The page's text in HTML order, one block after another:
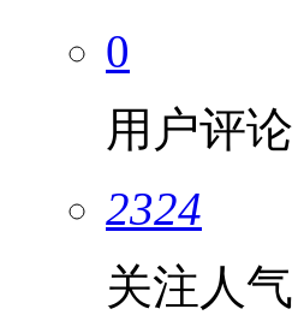
0
用户评论
2324
关注人气